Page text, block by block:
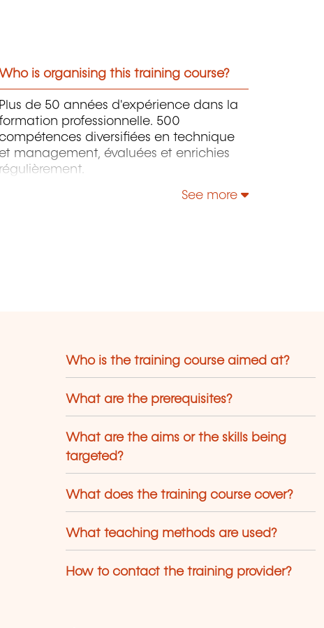
Who is organising this training course?
Plus de 50 années d'expérience dans la
professionnelle. 500
diversifiées en technique
management, évaluées et enrichies
régulièrement.
See more
Who is the training course aimed at?
What are the prerequisites?
What are the aims or the skills being
targeted?
What does the training course cover?
What teaching methods are used?
How to contact the training provider?